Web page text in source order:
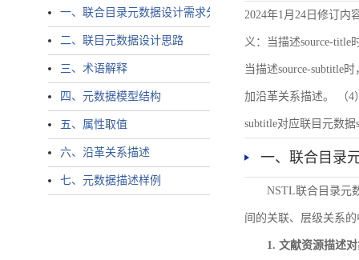
一、联合目录元数据设计需求分析
二、联目元数据设计思路
三、术语解释
四、元数据模型结构
五、属性取值
六、沿革关系描述
七、元数据描述样例
2024年1月24日修订内
义：当描述source-title
当描述source-subtitle
加沿革关系描述。 （4
subtitle对应联目元数据
一、联合目录
NSTL联合目录元
间的关联、层级关系
1. 文献资源描述